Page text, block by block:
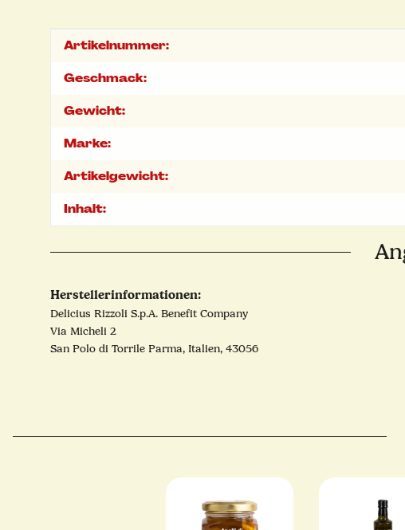
Produkteigenschaft
Wert
Artikelnummer:
Geschmack:
Gewicht:
Marke:
Artikelgewicht:
Inhalt:
Herstellerinformationen:
Delicius Rizzoli S.p.A. Benefit Company
Via Micheli 2
San Polo di Torrile Parma, Italien, 43056